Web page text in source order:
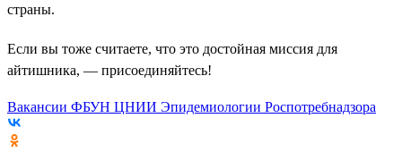
страны.
Если вы тоже считаете, что это достойная миссия для
айтишника, — присоединяйтесь!
Вакансии ФБУН ЦНИИ Эпидемиологии Роспотребнадзора